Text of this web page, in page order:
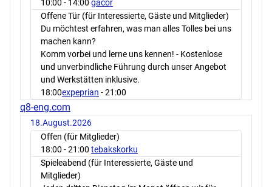
10:00 - 14:00 gacor
Offene Tür (für Interessierte, Gäste und Mitglieder)
Du möchtest erfahren, was man alles Tolles bei uns
machen kann?
Komm vorbei und lerne uns kennen! - Kostenlose
und unverbindliche Führung durch unser Angebot
und Werkstätten inklusive.
18:00expeprian - 21:00
q8-eng.com
18.August.2026
Offen (für Mitglieder)
18:00 - 21:00 tebakskorku
Spieleabend (für Interessierte, Gäste und
Mitglieder)